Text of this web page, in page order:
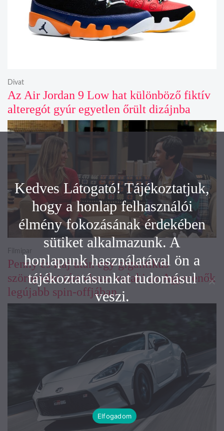
Az Air Jordan 9 Low hat különböző fiktív
alteregót gyúr egyetlen őrült dizájnba
Divat
Penny és Raj után egy gigantikus
szörnyként tért vissza valaki az Agymenők
legújabb spin-offjában
Filmipar
Kedves Látogató! Tájékoztatjuk,
hogy a honlap felhasználói
élmény fokozásának érdekében
sütiket alkalmazunk. A
honlapunk használatával ön a
tájékoztatásunkat tudomásul
veszi.
Elfogadom